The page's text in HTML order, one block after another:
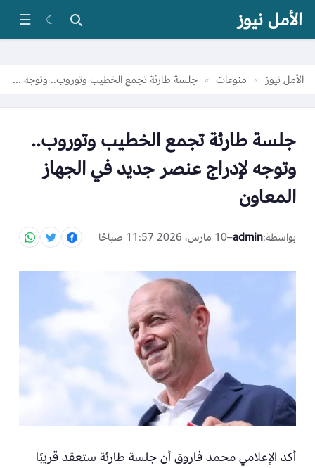
الأمل نيوز ☾
☰
الأمل نيوز » منوعات » جلسة طارئة تجمع الخطيب وتوروب.. وتوجه لإدراج عنصر جديد في الجهاز المعاون
جلسة طارئة تجمع الخطيب وتوروب..
وتوجه لإدراج عنصر جديد في الجهاز
المعاون
بواسطة:admin
–10 مارس، 2026 11:57 صباحًا
أكد الإعلامي محمد فاروق أن جلسة طارئة ستعقد قريبًا